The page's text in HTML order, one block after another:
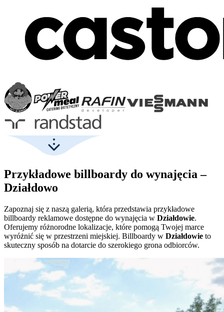
Przykładowe billboardy do wynajęcia –
Działdowo
Zapoznaj się z naszą galerią, która przedstawia przykładowe
billboardy reklamowe dostępne do wynajęcia w Działdowie.
Oferujemy różnorodne lokalizacje, które pomogą Twojej marce
wyróżnić się w przestrzeni miejskiej. Billboardy w Działdowie to
skuteczny sposób na dotarcie do szerokiego grona odbiorców.